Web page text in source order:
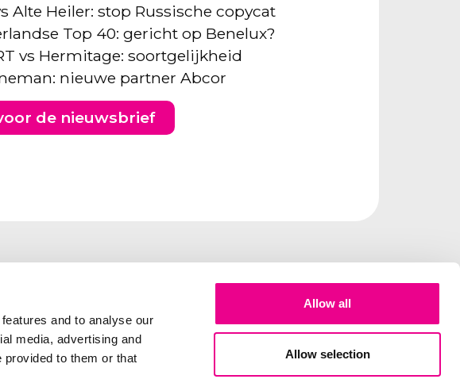
and to analyse our
media, advertising and
to them or that
Allow all
Allow selection
Alte Heiler: stop Russische copycat
Top 40: gericht op Benelux?
vs Hermitage: soortgelijkheid
nieuwe partner Abcor
de nieuwsbrief